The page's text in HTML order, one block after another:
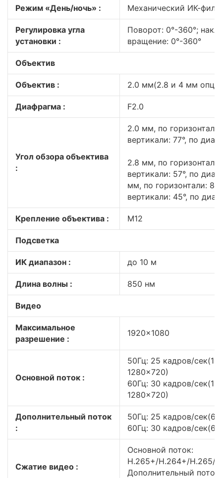
Режим «День/ночь» : Механический ИК-
Регулировка угла
установки :
Поворот: 0°-360°;
вращение: 0°-360°
Объектив
Объектив : 2.0 мм(2.8 и 4 мм опц.)
Диафрагма : F2.0
Угол обзора объектива
:
2.0 мм, по горизонтали:
вертикали: 77°, по
2.8 мм, по горизонтали:
вертикали: 57°, по
мм, по горизонтали:
вертикали: 45°, по
Крепление объектива : M12
Подсветка
ИК диапазон : до 10 м
Длина волны : 850 нм
Видео
Максимальное
разрешение :
1920×1080
Основной поток :
50Гц: 25 кадров/
1280×720)
60Гц: 30 кадров/
1280×720)
Дополнительный поток
:
50Гц: 25 кадров/
60Гц: 30 кадров/
Сжатие видео :
Основной поток:
H.265+/H.264+/H.265/
Дополнительный поток: